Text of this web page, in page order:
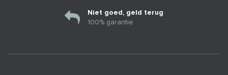
Niet goed, geld terug
100% garantie